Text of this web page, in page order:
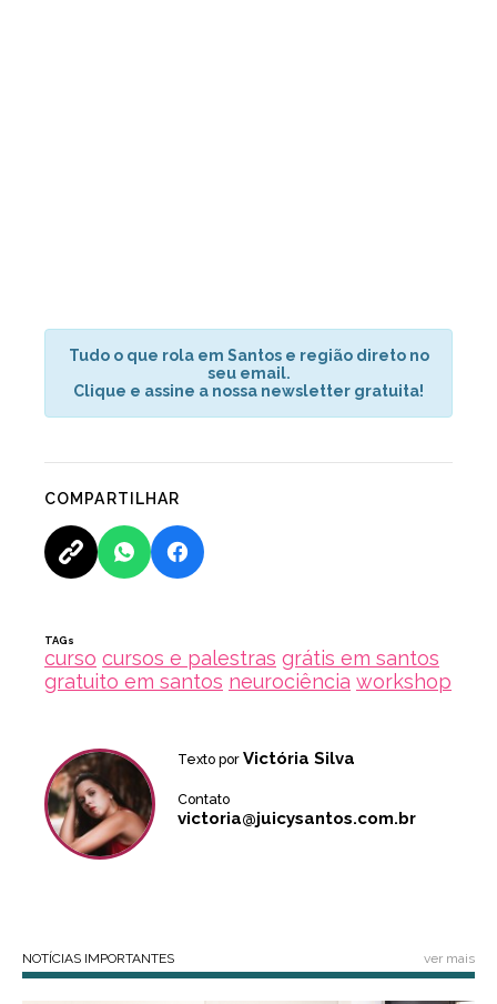
Tudo o que rola em Santos e região direto no
seu email.
Clique e assine a nossa newsletter gratuita!
COMPARTILHAR
TAGs
curso cursos e palestras grátis em santos
gratuito em santos neurociência workshop
Texto por Victória Silva
Contato
victoria@juicysantos.com.br
NOTÍCIAS IMPORTANTES ver mais